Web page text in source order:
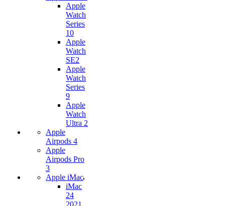
Apple
Watch
Series
10
Apple
Watch
SE2
Apple
Watch
Series
9
Apple
Watch
Ultra 2
Apple
Airpods 4
Apple
Airpods Pro
3
Apple iMac
iMac
24
2021